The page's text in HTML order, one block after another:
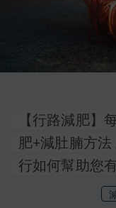
【行路減肥】
肥+減肚腩方
行如何幫助您